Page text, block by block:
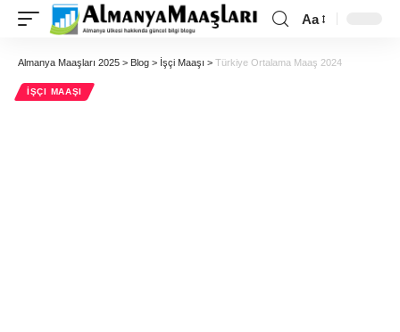
Aa
Almanya Maaşları 2025 > Blog > İşçi Maaşı > Türkiye Ortalama Maaş 2024
İŞÇI MAAŞI